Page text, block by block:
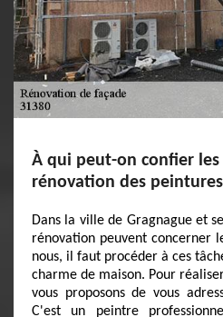
À qui peut-on confier
rénovation des
Dans la ville de Gragnague et
rénovation peuvent concerner
nous, il faut procéder à ces
charme de maison. Pour
vous proposons de vous
C'est un peintre